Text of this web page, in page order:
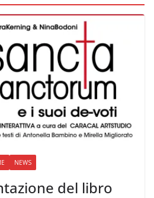
NEWS
del libro